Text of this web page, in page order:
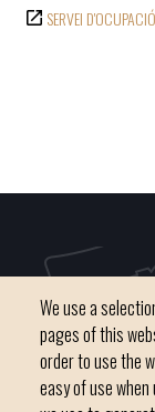
SERVEI
We use a
pages of this
order to use the
easy of use